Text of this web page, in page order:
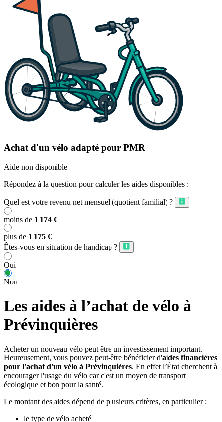
Achat d'un vélo adapté pour PMR
Aide non disponible
Répondez à la question pour calculer les aides disponibles :
Quel est votre revenu net mensuel (quotient familial) ?
moins de 1 174 €
plus de 1 175 €
Êtes-vous en situation de handicap ?
Oui
Non
Les aides à l’achat de vélo à
Prévinquières
Acheter un nouveau vélo peut être un investissement important.
Heureusement, vous pouvez peut-être bénéficier d'aides financières
pour l'achat d'un vélo à Prévinquières. En effet l’État cherchent à
encourager l'usage du vélo car c'est un moyen de transport
écologique et bon pour la santé.
Le montant des aides dépend de plusieurs critères, en particulier :
le type de vélo acheté